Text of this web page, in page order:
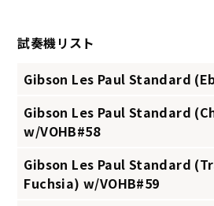
試奏機リスト
Gibson Les Paul Standard
Gibson Les Paul Standard
w/VOHB#58
Gibson Les Paul Standard
Fuchsia) w/VOHB#59